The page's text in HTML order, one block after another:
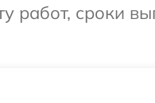
работ, сроки